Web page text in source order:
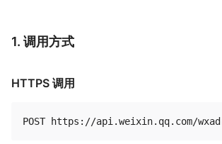
1. 调用方式
HTTPS 调用